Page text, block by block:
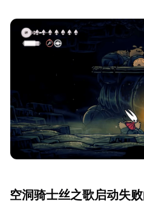
空洞骑士丝之歌启动失